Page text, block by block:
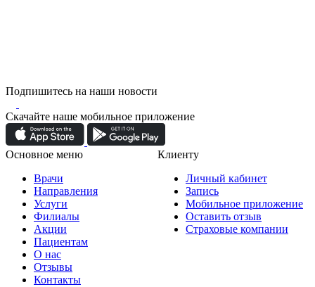
Подпишитесь на наши новости
Скачайте наше мобильное приложение
Основное меню
Врачи
Направления
Услуги
Филиалы
Акции
Пациентам
О нас
Отзывы
Контакты
Клиенту
Личный кабинет
Запись
Мобильное приложение
Оставить отзыв
Страховые компании